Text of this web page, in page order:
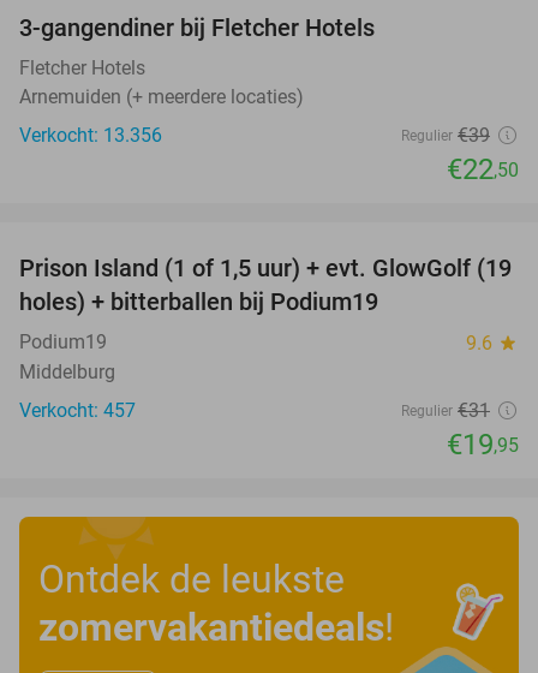
3-gangendiner bij Fletcher Hotels
Fletcher Hotels
Arnemuiden (+ meerdere locaties)
Verkocht: 13.356
Regulier €39
€22,50
36%
Prison Island (1 of 1,5 uur) + evt. GlowGolf (19
holes) + bitterballen bij Podium19
Podium19 9.6 star
Middelburg
Verkocht: 457
Regulier €31
€19,95
Ontdek de leukste
zomervakantiedeals!